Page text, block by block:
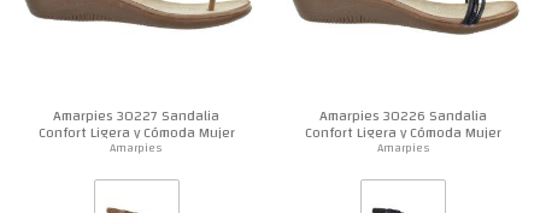
Amarpies 30227 Sandalia
Confort Ligera y Cómoda Mujer
Amarpies
Amarpies 30226 Sandalia
Confort Ligera y Cómoda Mujer
Amarpies